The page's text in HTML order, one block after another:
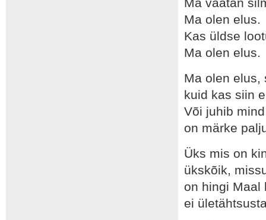
Ma olen elus.
Kas üldse
Ma olen elus.
Ma olen elus,
kuid kas siin
Või juhib
on märke
Üks mis on
ükskõik,
on hingi Maal
ei